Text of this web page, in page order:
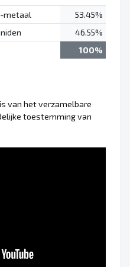
metaal
53.45%
46.55%
100%
van het verzamelbare
toestemming van